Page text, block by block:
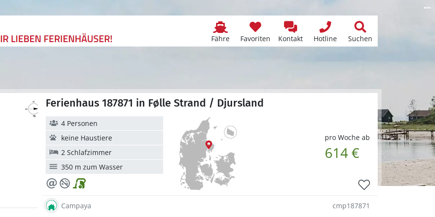
Fähre Favoriten Kontakt Hotline Suchen
Ferienhaus 187871 in Følle Strand / Djursland
pro Woche ab
614 €
4 Personen
keine Haustiere
2 Schlafzimmer
350 m zum Wasser
Campaya cmp187871